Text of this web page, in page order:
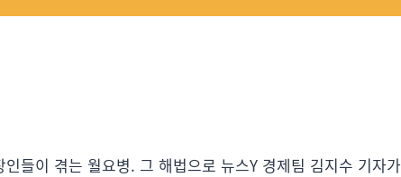
들이 겪는 월요병. 그 해법으로 뉴스Y 경제팀 김지수 기자가